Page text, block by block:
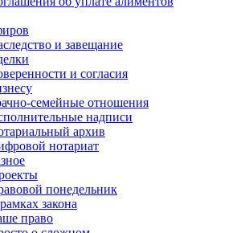
и завещание
и согласия
семейные отношения
надписи
архив
нотариат
понедельник
закона
право